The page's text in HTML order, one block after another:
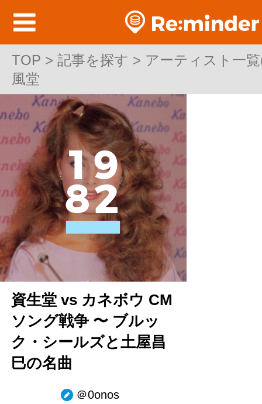
TOP > 記事を探す > アーティスト一
風堂
TOP > 記事を探す > アーティスト一
風堂
19
82
資生堂 vs カネボウ CM
ソング戦争 〜 ブルッ
ク・シールズと土屋昌
巳の名曲
＠0onos